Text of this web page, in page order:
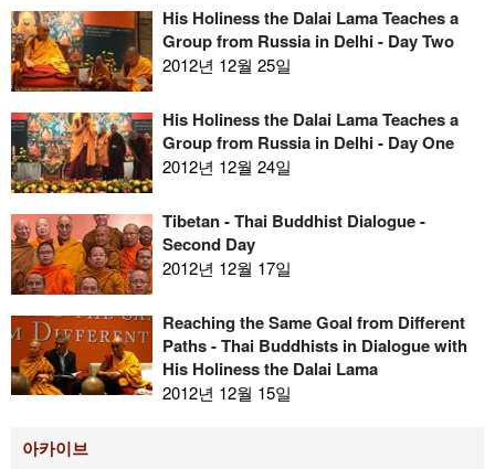
His Holiness the Dalai Lama Teaches a
Group from Russia in Delhi - Day Two
2012년 12월 25일
His Holiness the Dalai Lama Teaches a
Group from Russia in Delhi - Day One
2012년 12월 24일
Tibetan - Thai Buddhist Dialogue -
Second Day
2012년 12월 17일
Reaching the Same Goal from Different
Paths - Thai Buddhists in Dialogue with
His Holiness the Dalai Lama
2012년 12월 15일
아카이브